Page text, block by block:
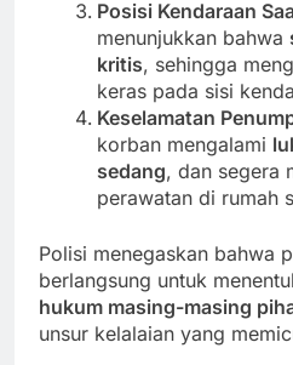
Posisi Kendaraan
menunjukkan bahwa
kritis, sehingga
keras pada sisi
Keselamatan
korban mengalami
sedang, dan segera
perawatan di rumah
Polisi menegaskan bahwa
berlangsung untuk
hukum masing-masing
unsur kelalaian yang